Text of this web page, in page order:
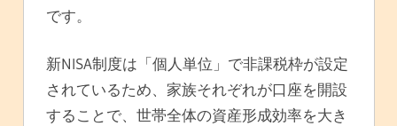
です。
新NISA制度は「個人単位」で非課税枠が設定
されているため、家族それぞれが口座を開設
することで、世帯全体の資産形成効率を大き